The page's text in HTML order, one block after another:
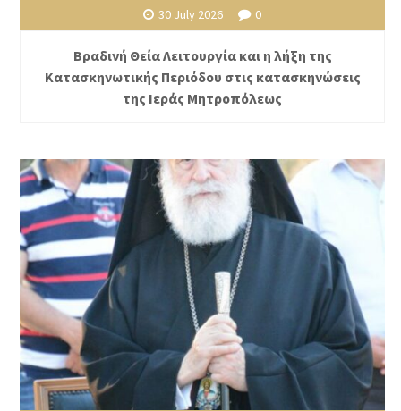
30 July 2026 0
Βραδινή Θεία Λειτουργία και η λήξη της
Κατασκηνωτικής Περιόδου στις κατασκηνώσεις
της Ιεράς Μητροπόλεως